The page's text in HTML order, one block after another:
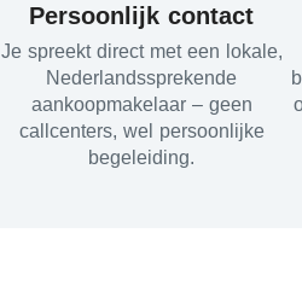
Persoonlijk contact
Je spreekt direct met een lokale,
Nederlandssprekende
aankoopmakelaar – geen
callcenters, wel persoonlijke
begeleiding.